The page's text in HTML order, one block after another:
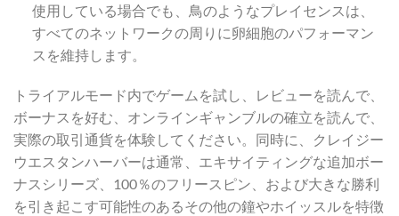
使用している場合でも、鳥のようなプレイセンスは、
すべてのネットワークの周りに卵細胞のパフォーマン
スを維持します。
トライアルモード内でゲームを試し、レビューを読んで、
ボーナスを好む、オンラインギャンブルの確立を読んで、
実際の取引通貨を体験してください。同時に、クレイジー
ウエスタンハーバーは通常、エキサイティングな追加ボー
ナスシリーズ、100％のフリースピン、および大きな勝利
を引き起こす可能性のあるその他の鐘やホイッスルを特徴